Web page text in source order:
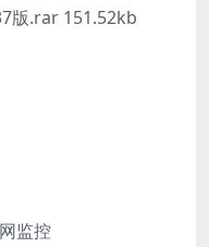
版.rar 151.52kb
监控